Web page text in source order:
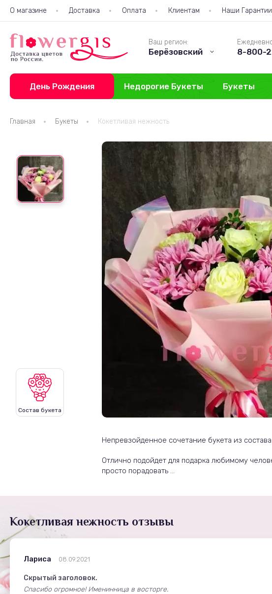
О магазине Доставка Оплата Клиентам Наши Гарантии
Ваш регион:
Берёзовский 8-800-
День Рождения Недорогие Букеты Букеты
Главная Букеты Кокетливая нежность
Состав букета
Непревзойденное сочетание букета из
Отлично подойдет для подарка любимому
просто порадовать ...
Кокетливая нежность отзывы
Лариса 08.09.2021
Скрытый заголовок.
Спасибо огромное! Именинница в восторге.